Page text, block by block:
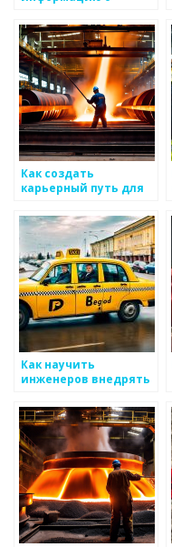
производстве
металоизделий
Как создать
карьерный путь для
металоизделиям
Как научить
инженеров внедрять
производстве
металоизделий